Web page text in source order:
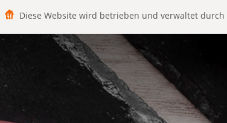
Diese Website wird betrieben und verwaltet durch